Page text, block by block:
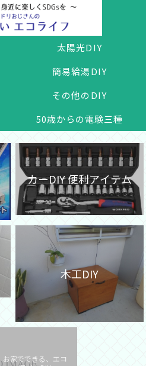
太陽光DIY
簡易給湯DIY
その他のDIY
50歳からの電験三種
カーDIY 便利アイテム
木工DIY
お家でできる、エコ